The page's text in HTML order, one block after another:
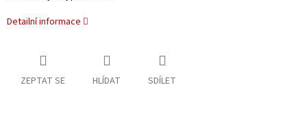
Detailní informace
ZEPTAT SE HLÍDAT SDÍLET